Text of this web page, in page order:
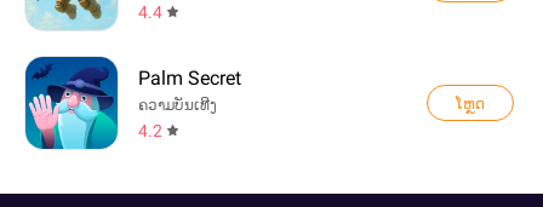
4.4
Palm Secret
ຄວາມບັນເທີງ
4.2
ໂຫຼດ